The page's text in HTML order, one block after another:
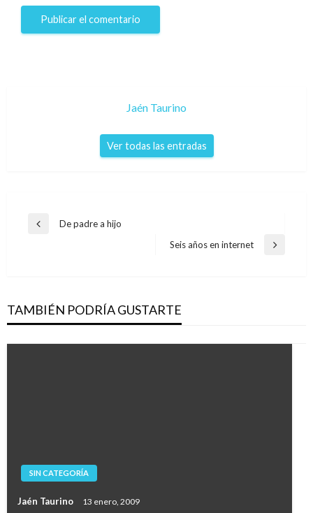
Jaén Taurino
Ver todas las entradas
Navegación
Entrada
De padre a hijo
Entrada
Seis años en internet
TAMBIÉN PODRÍA GUSTARTE
SIN CATEGORÍA
Jaén Taurino 13 enero, 2009